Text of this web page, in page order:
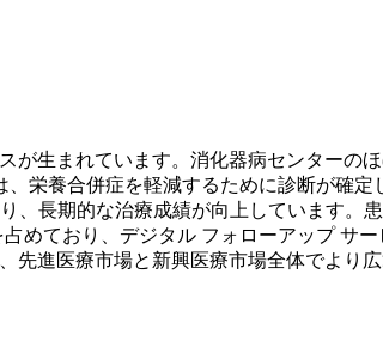
生まれています。消化器病センターの
栄養合併症を軽減するために診断が確定
長期的な治療成績が向上しています。
ており、デジタル フォローアップ サ
進医療市場と新興医療市場全体でより